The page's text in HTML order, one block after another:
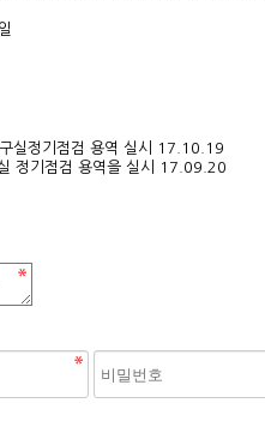
실정기점검 용역 실시
17.10.19
정기점검 용역을 실시 17.09.20